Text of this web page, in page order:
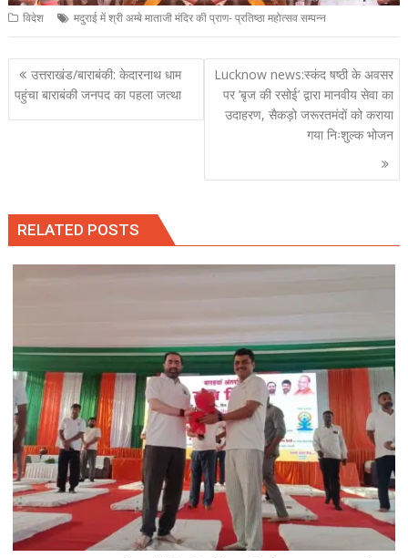
विदेश मदुराई में श्री अम्बे माताजी मंदिर की प्राण- प्रतिष्ठा महोत्सव सम्पन्न
Post
navigation
उत्तराखंड/बाराबंकी: केदारनाथ धाम
पहुंचा बाराबंकी जनपद का पहला जत्था
Lucknow news:स्कंद षष्ठी के अवसर
पर ‘बृज की रसोई’ द्वारा मानवीय सेवा का
उदाहरण, सैकड़ो जरूरतमंदों को कराया
गया निःशुल्क भोजन
RELATED POSTS